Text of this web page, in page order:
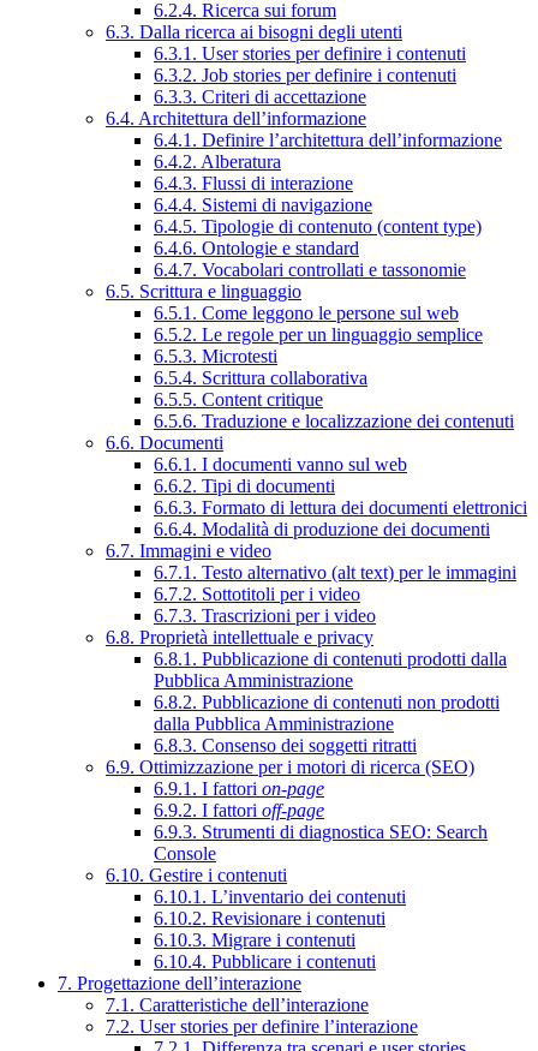
6.2.4. Ricerca sui forum
6.3. Dalla ricerca ai bisogni degli utenti
6.3.1. User stories per definire i contenuti
6.3.2. Job stories per definire i contenuti
6.3.3. Criteri di accettazione
6.4. Architettura dell’informazione
6.4.1. Definire l’architettura dell’informazione
6.4.2. Alberatura
6.4.3. Flussi di interazione
6.4.4. Sistemi di navigazione
6.4.5. Tipologie di contenuto (content type)
6.4.6. Ontologie e standard
6.4.7. Vocabolari controllati e tassonomie
6.5. Scrittura e linguaggio
6.5.1. Come leggono le persone sul web
6.5.2. Le regole per un linguaggio semplice
6.5.3. Microtesti
6.5.4. Scrittura collaborativa
6.5.5. Content critique
6.5.6. Traduzione e localizzazione dei contenuti
6.6. Documenti
6.6.1. I documenti vanno sul web
6.6.2. Tipi di documenti
6.6.3. Formato di lettura dei documenti elettronici
6.6.4. Modalità di produzione dei documenti
6.7. Immagini e video
6.7.1. Testo alternativo (alt text) per le immagini
6.7.2. Sottotitoli per i video
6.7.3. Trascrizioni per i video
6.8. Proprietà intellettuale e privacy
6.8.1. Pubblicazione di contenuti prodotti dalla
Pubblica Amministrazione
6.8.2. Pubblicazione di contenuti non prodotti
dalla Pubblica Amministrazione
6.8.3. Consenso dei soggetti ritratti
6.9. Ottimizzazione per i motori di ricerca (SEO)
6.9.1. I fattori on-page
6.9.2. I fattori off-page
6.9.3. Strumenti di diagnostica SEO: Search
Console
6.10. Gestire i contenuti
6.10.1. L’inventario dei contenuti
6.10.2. Revisionare i contenuti
6.10.3. Migrare i contenuti
6.10.4. Pubblicare i contenuti
7. Progettazione dell’interazione
7.1. Caratteristiche dell’interazione
7.2. User stories per definire l’interazione